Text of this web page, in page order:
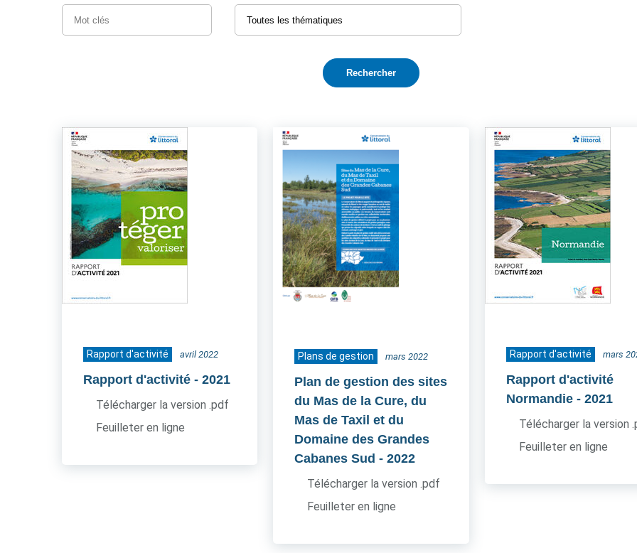
Rapport d'activité avril 2022
Rapport d'activité - 2021
Télécharger la version .pdf
Feuilleter en ligne
Plans de gestion mars 2022
Plan de gestion des sites
du Mas de la Cure, du
Mas de Taxil et du
Domaine des Grandes
Cabanes Sud - 2022
Télécharger la version .pdf
Feuilleter en ligne
Rapport d'activité mars
Rapport d'activité
Normandie - 2021
Télécharger la version
Feuilleter en ligne